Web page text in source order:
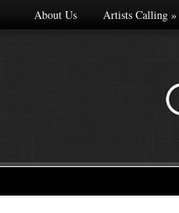
About Us Artists Calling»